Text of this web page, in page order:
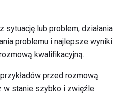
sytuację lub problem, działania
problemu i najlepsze wyniki.
kwalifikacyjną.
przed rozmową
w stanie szybko i zwięźle